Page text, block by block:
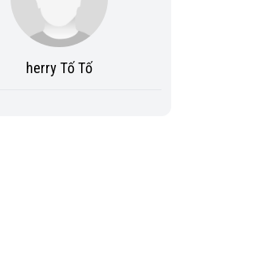
herry Tố Tố